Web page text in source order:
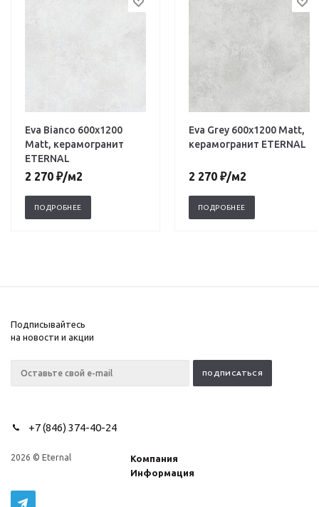
Eva Bianco 600х1200
Matt, керамогранит
ETERNAL
2 270 ₽/м2
ПОДРОБНЕЕ
Eva Grey 600х1200 Matt,
керамогранит ETERNAL
2 270 ₽/м2
ПОДРОБНЕЕ
Подписывайтесь
на новости и акции
+7 (846) 374-40-24
2026 © Eternal
Компания
Информация